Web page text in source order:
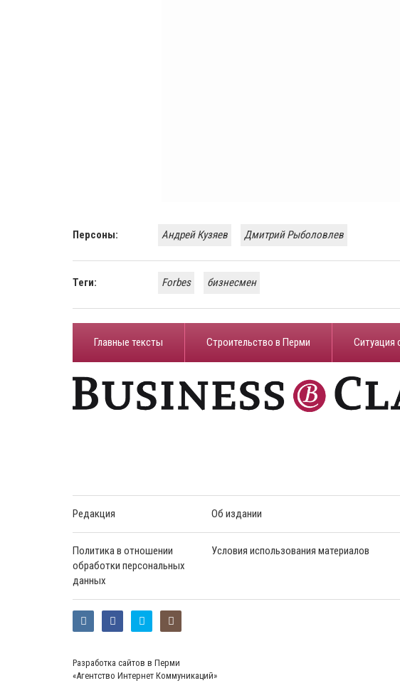
Персоны: Андрей Кузяев Дмитрий Рыболовлев
Теги: Forbes бизнесмен
Главные тексты Строительство в Перми ​Ситуация
Редакция Об издании
Политика в отношении
обработки персональных
данных
Условия использования материалов
Разработка сайтов в Перми
«Агентство Интернет Коммуникаций»